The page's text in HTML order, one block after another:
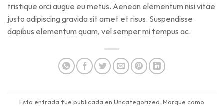
tristique orci augue eu metus. Aenean elementum nisi vitae
justo adipiscing gravida sit amet et risus. Suspendisse
dapibus elementum quam, vel semper mi tempus ac.
Esta entrada fue publicada en Uncategorized . Marque como